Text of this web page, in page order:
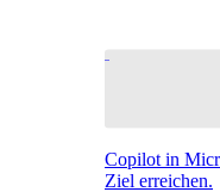
Copilot in
Ziel erreichen.